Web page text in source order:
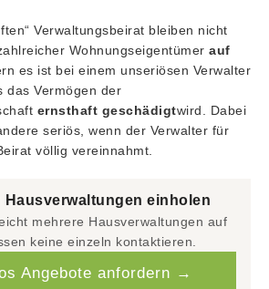
Verwaltungsbeirat bleiben nicht
Wohnungseigentümer auf
es ist bei einem unseriösen Verwalter
das Vermögen der
ernsthaft geschädigtwird. Dabei
seriös, wenn der Verwalter für
völlig vereinnahmt.
Hausverwaltungen einholen
mehrere Hausverwaltungen auf
keine einzeln kontaktieren.
Angebote anfordern →